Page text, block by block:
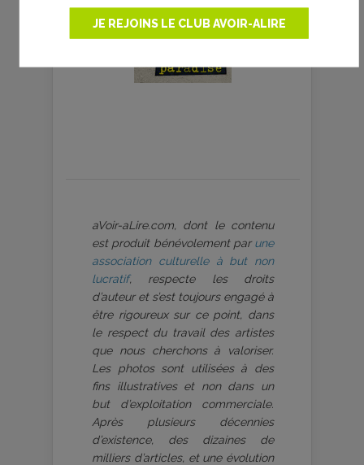
JE REJOINS LE CLUB AVOIR-ALIRE
aVoir-aLire.com, dont le contenu
est produit bénévolement par une
association culturelle à but non
lucratif, respecte les droits
d’auteur et s’est toujours engagé à
être rigoureux sur ce point, dans
le respect du travail des artistes
que nous cherchons à valoriser.
Les photos sont utilisées à des
fins illustratives et non dans un
but d’exploitation commerciale.
Après plusieurs décennies
d’existence, des dizaines de
milliers d’articles, et une évolution